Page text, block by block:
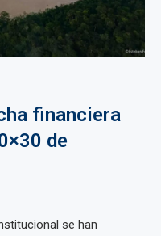
financiera
de
se han